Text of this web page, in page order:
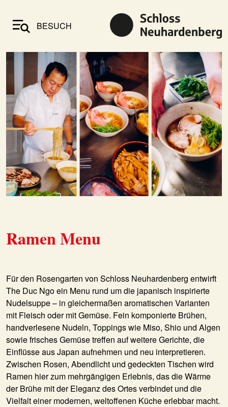
BESUCH
Ramen Menu
Für den Rosengarten von Schloss Neuhardenberg entwirft
The Duc Ngo ein Menu rund um die japanisch inspirierte
Nudelsuppe – in gleichermaßen aromatischen Varianten
mit Fleisch oder mit Gemüse. Fein komponierte Brühen,
handverlesene Nudeln, Toppings wie Miso, Shio und Algen
sowie frisches Gemüse treffen auf weitere Gerichte, die
Einflüsse aus Japan aufnehmen und neu interpretieren.
Zwischen Rosen, Abendlicht und gedeckten Tischen wird
Ramen hier zum mehrgängigen Erlebnis, das die Wärme
der Brühe mit der Eleganz des Ortes verbindet und die
Vielfalt einer modernen, weltoffenen Küche erlebbar macht.